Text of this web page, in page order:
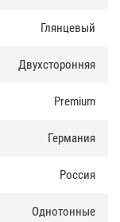
Глянцевый
Двухсторонняя
Premium
Германия
Россия
Однотонные